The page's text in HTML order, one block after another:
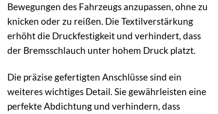
Bewegungen des Fahrzeugs anzupassen, ohne zu
knicken oder zu reißen. Die Textilverstärkung
erhöht die Druckfestigkeit und verhindert, dass
der Bremsschlauch unter hohem Druck platzt.
Die präzise gefertigten Anschlüsse sind ein
weiteres wichtiges Detail. Sie gewährleisten eine
perfekte Abdichtung und verhindern, dass